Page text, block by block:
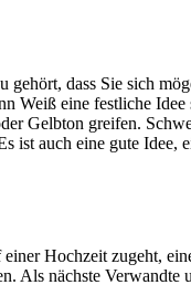
dass Sie sich
Weiß eine festliche
Gelbton greifen.
auch eine gute
Hochzeit zugeht,
Als nächste